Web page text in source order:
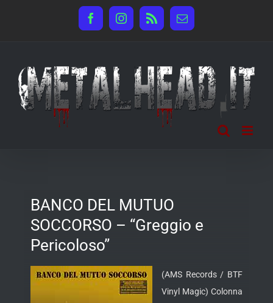
FacebookInstagram
Rss Email
BANCO DEL MUTUO
SOCCORSO – “Greggio e
Pericoloso”
(AMS Records / BTF
Vinyl Magic) Colonna